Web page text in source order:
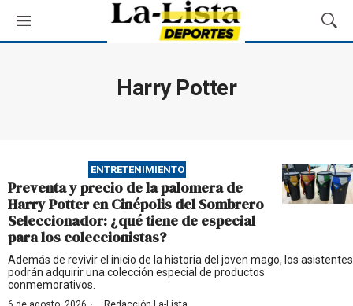
M
e
M
o
ú
s
q
u
a
Harry Potter
ENTRETENIMIENTO
Preventa y precio de la palomera de
Harry Potter en Cinépolis del Sombrero
Seleccionador: ¿qué tiene de especial
para los coleccionistas?
Además de revivir el inicio de la historia del joven mago, los asistentes
podrán adquirir una colección especial de productos
conmemorativos.